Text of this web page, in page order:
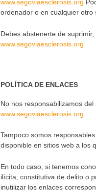
www.segoviaesclerosis.org
ordenador o en cualquier otro
Debes abstenerte de
www.segoviaesclerosis.org
POLÍTICA DE ENLACES
No nos responsabilizamos
www.segoviaesclerosis.org
Tampoco somos
disponible en sitios web a los
En todo caso, si tenemos
ilícita, constitutiva de delito o
inutilizar los enlaces